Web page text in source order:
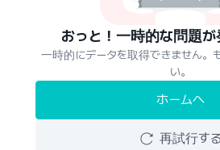
おっと！一時的な問題
一時的にデータを取得できません。
い。
ホームへ
再試行する